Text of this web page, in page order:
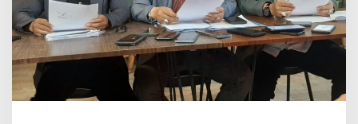
n
g
k
u
s
P
e